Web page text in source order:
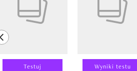
previous element
Testuj Wyniki testu